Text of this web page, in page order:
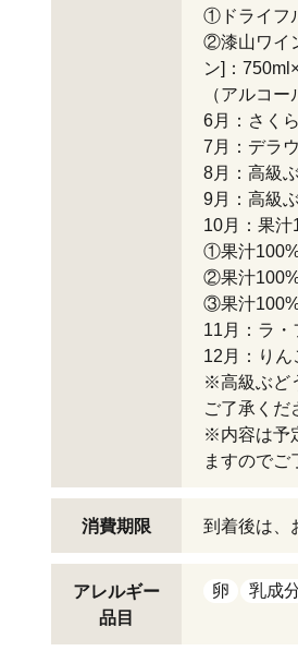
①ドライフ
②漆山ワイ
ン]：
（アルコー
6月：さく
7月：デラ
8月：高級
9月：高級
10月：果汁
①果汁
②果汁
③果汁
11月：ラ・
12月：りん
※高級ぶど
ご了承くだ
※内容は予
ますのでご
消費期限 到着後は、
アレルギー
品目
卵 乳成